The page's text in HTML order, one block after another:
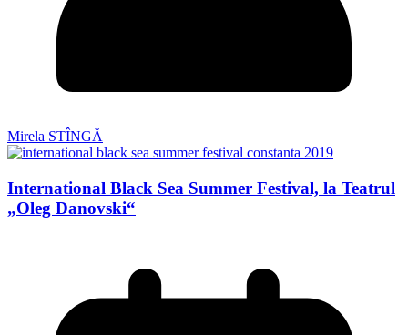
Mirela STÎNGĂ
International Black Sea Summer Festival, la Teatrul
„Oleg Danovski“